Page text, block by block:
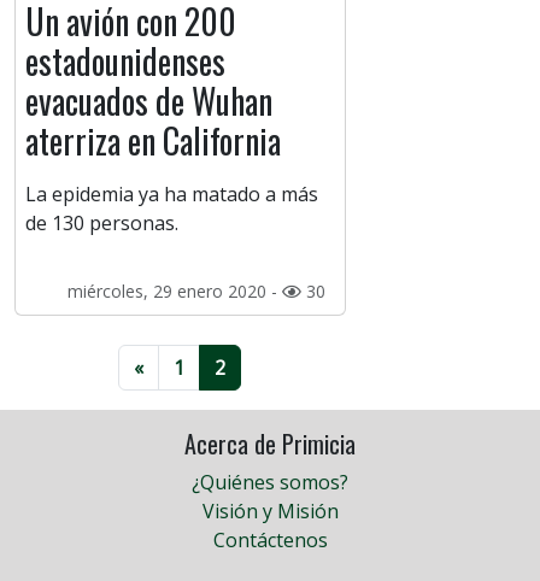
Un avión con 200
estadounidenses
evacuados de Wuhan
aterriza en California
La epidemia ya ha matado a más
de 130 personas.
miércoles, 29 enero 2020 - 30
« 1 2
Acerca de Primicia
¿Quiénes somos?
Visión y Misión
Contáctenos